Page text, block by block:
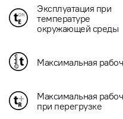
Эксплуатация при
температуре
окружающей среды
Максимальная
Максимальная
при перегрузке